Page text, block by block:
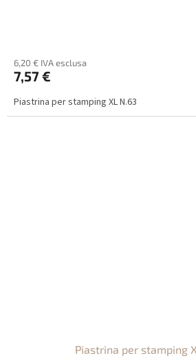
6,20 € IVA esclusa
7,57 €
Piastrina per stamping XL N.63
Piastrina per stamping